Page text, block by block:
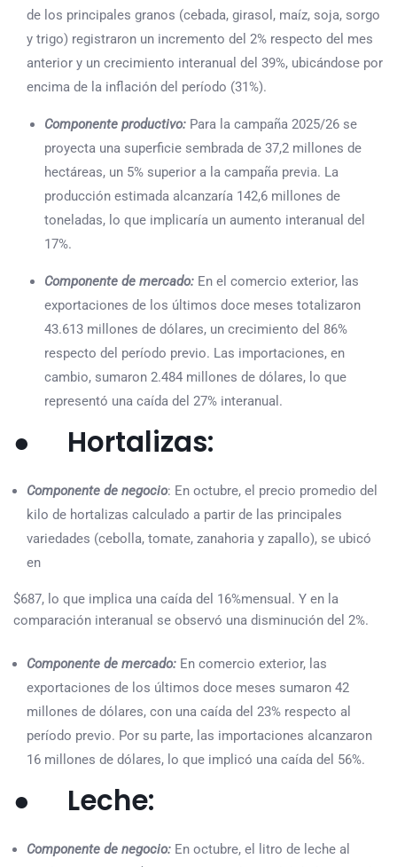
de los principales granos (cebada, girasol, maíz, soja, sorgo
y trigo) registraron un incremento del 2% respecto del mes
anterior y un crecimiento interanual del 39%, ubicándose por
encima de la inflación del período (31%).
Componente productivo: Para la campaña 2025/26 se
proyecta una superficie sembrada de 37,2 millones de
hectáreas, un 5% superior a la campaña previa. La
producción estimada alcanzaría 142,6 millones de
toneladas, lo que implicaría un aumento interanual del
17%.
Componente de mercado: En el comercio exterior, las
exportaciones de los últimos doce meses totalizaron
43.613 millones de dólares, un crecimiento del 86%
respecto del período previo. Las importaciones, en
cambio, sumaron 2.484 millones de dólares, lo que
representó una caída del 27% interanual.
● Hortalizas:
Componente de negocio: En octubre, el precio promedio del
kilo de hortalizas calculado a partir de las principales
variedades (cebolla, tomate, zanahoria y zapallo), se ubicó
en
$687, lo que implica una caída del 16%mensual. Y en la
comparación interanual se observó una disminución del 2%.
Componente de mercado: En comercio exterior, las
exportaciones de los últimos doce meses sumaron 42
millones de dólares, con una caída del 23% respecto al
período previo. Por su parte, las importaciones alcanzaron
16 millones de dólares, lo que implicó una caída del 56%.
● Leche:
Componente de negocio: En octubre, el litro de leche al